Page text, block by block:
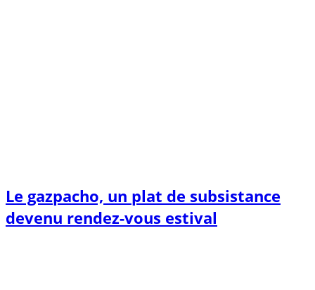
Le gazpacho, un plat de subsistance
devenu rendez-vous estival